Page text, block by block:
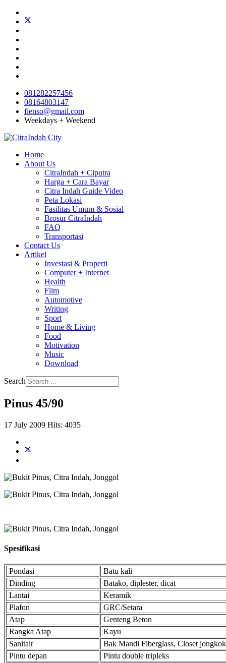
081282257456
08164803147
fienso@gmail.com
Weekdays + Weekend
Home
About Us
CitraIndah + Ciputra
Harga + Cara Bayar
Citra Indah Guide Video
Peta Lokasi
Fasilitas Umum & Sosial
Brosur CitraIndah
FAQ
Transportasi
Contact Us
Artikel
Investasi & Properti
Computer + Internet
Health
Film
Automotive
Writing
Sport
Home & Living
Food
Motivation
Music
Download
Search
Pinus 45/90
17 July 2009 Hits: 4035
Spesifikasi
Pondasi
Batu kali
Dinding
Batako, diplester, dicat
Lantai
Keramik
Plafon
GRC/Setara
Atap
Genteng Beton
Rangka Atap
Kayu
Sanitair
Bak Mandi Fiberglass, Closet jongkok
Pintu depan
Pintu double tripleks